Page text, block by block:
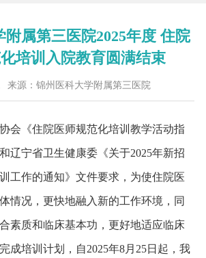
附属第三医院2025年度 住院
培训入院教育圆满结束
来源：锦州医科大学附属第三医院
《住院医师规范化培训教学活动指
辽宁省卫生健康委《关于2025年新招
工作的通知》文件要求，为使住院医
情况，更快地融入新的工作环境，同
素质和临床基本功，更好地适应临床
成培训计划，自2025年8月25日起，我